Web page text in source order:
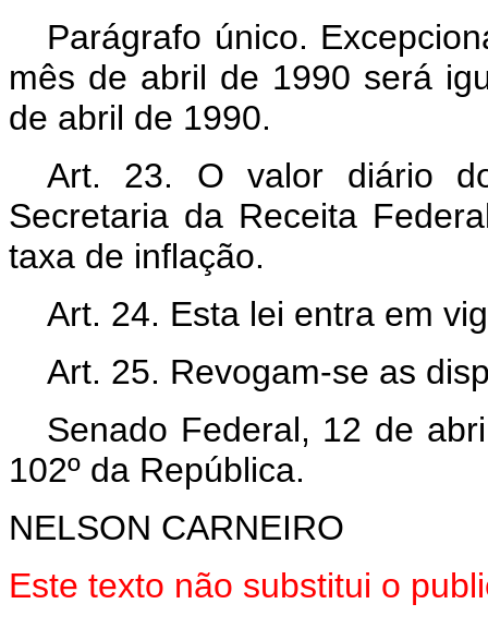
Parágrafo único.
mês de abril de 1990 será
de abril de 1990.
Art. 23. O valor diário
Secretaria da Receita
taxa de inflação.
Art. 24. Esta lei entra em
Art. 25. Revogam-se as
Senado Federal, 12 de
102º da República.
NELSON CARNEIRO
Este texto não substitui o